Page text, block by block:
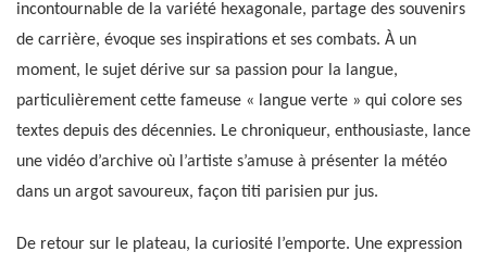
incontournable de la variété hexagonale, partage des souvenirs
de carrière, évoque ses inspirations et ses combats. À un
moment, le sujet dérive sur sa passion pour la langue,
particulièrement cette fameuse « langue verte » qui colore ses
textes depuis des décennies. Le chroniqueur, enthousiaste, lance
une vidéo d’archive où l’artiste s’amuse à présenter la météo
dans un argot savoureux, façon titi parisien pur jus.
De retour sur le plateau, la curiosité l’emporte. Une expression